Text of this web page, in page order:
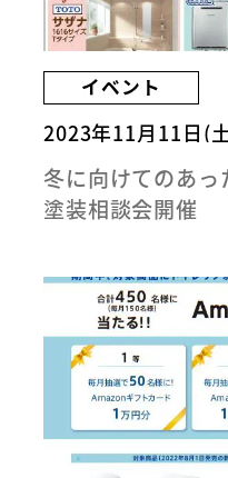
イベント
2023年11月11日(
冬に向けてのあ
塗装相談会開催